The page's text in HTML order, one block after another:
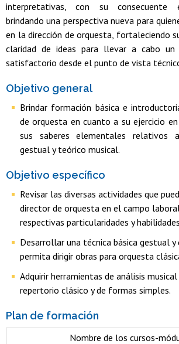
interpretativas, con su consecuente
brindando una perspectiva nueva para
en la dirección de orquesta, fortaleciendo
claridad de ideas para llevar a cabo un
satisfactorio desde el punto de vista
Objetivo general
Brindar formación básica e
de orquesta en cuanto a su ejercicio
sus saberes elementales relativos
gestual y teórico musical.
Objetivo específico
Revisar las diversas actividades que
director de orquesta en el campo
respectivas particularidades y
Desarrollar una técnica básica gestual
permita dirigir obras para orquesta
Adquirir herramientas de análisis
repertorio clásico y de formas simples.
Plan de formación
Nombre de los cursos-